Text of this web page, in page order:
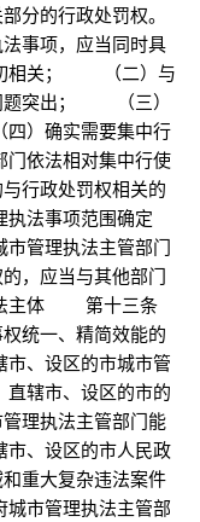
分的行政处罚权。
事项，应当同时具
相关； （二）与
题突出； （三）
）确实需要集中行
依法相对集中行使
行政处罚权相关的
法事项范围确定
管理执法主管部门
，应当与其他部门
法主体 第十三条
统一、精简效能的
、设区的市城市管
辖市、设区的市的
理执法主管部门能
、设区的市人民政
重大复杂违法案件
市管理执法主管部